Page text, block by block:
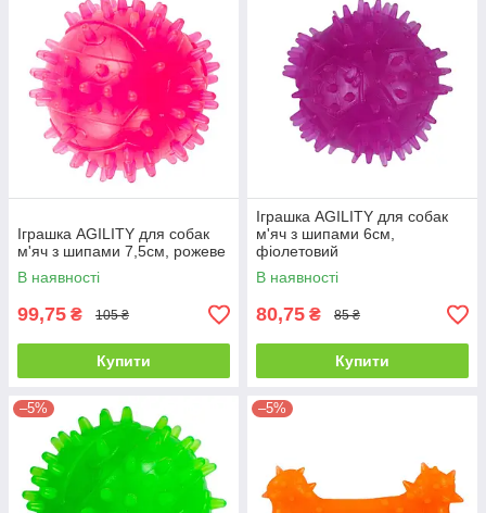
Іграшка AGILITY для собак
м'яч з шипами 7,5см, рожеве
В наявності
99,75 ₴ 105 ₴
Купити
Іграшка AGILITY для собак
м'яч з шипами 6см,
фіолетовий
В наявності
80,75 ₴ 85 ₴
Купити
–5% –5%